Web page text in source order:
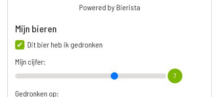
Powered by Bierista
Mijn bieren
Dit bier heb ik gedronken
Mijn cijfer:
7
Gedronken op: